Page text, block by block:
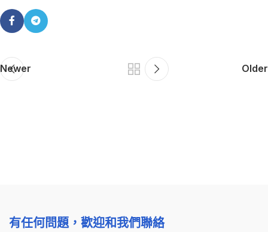
Newer Older
有任何問題，歡迎和我們聯絡